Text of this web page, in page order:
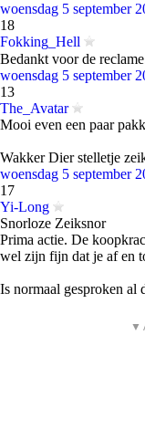
woensdag 5 september
18
Fokking_Hell
Bedankt voor de
woensdag 5 september
13
The_Avatar
Mooi even een paar
Wakker Dier stelletje
woensdag 5 september
17
Yi-Long
Snorloze Zeiksnor
Prima actie. De
wel zijn fijn dat je af en
Is normaal gesproken al
▼